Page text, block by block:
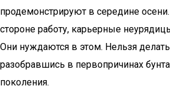
продемонстрируют в середине
стороне работу, карьерные
Они нуждаются в этом. Нельзя
разобравшись в первопричинах
поколения.